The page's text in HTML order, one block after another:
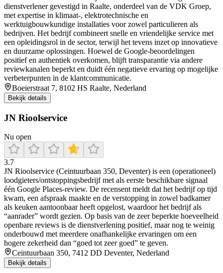
dienstverlener gevestigd in Raalte, onderdeel van de VDK Groep,
met expertise in klimaat-, elektrotechnische en
werktuigbouwkundige installaties voor zowel particulieren als
bedrijven. Het bedrijf combineert snelle en vriendelijke service met
een opleidingsrol in de sector, terwijl het tevens inzet op innovatieve
en duurzame oplossingen. Hoewel de Google-beoordelingen
positief en authentiek overkomen, blijft transparantie via andere
reviewkanalen beperkt en duidt één negatieve ervaring op mogelijke
verbeterpunten in de klantcommunicatie.
Boeierstraat 7, 8102 HS Raalte, Nederland
Bekijk details
JN Rioolservice
Nu open
3.7
JN Rioolservice (Ceintuurbaan 350, Deventer) is een (operationeel)
loodgieters/ontstoppingsbedrijf met als eerste beschikbare signaal
één Google Places-review. De recensent meldt dat het bedrijf op tijd
kwam, een afspraak maakte en de verstopping in zowel badkamer
als keuken aantoonbaar heeft opgelost, waardoor het bedrijf als
“aanrader” wordt gezien. Op basis van de zeer beperkte hoeveelheid
openbare reviews is de dienstverlening positief, maar nog te weinig
onderbouwd met meerdere onafhankelijke ervaringen om een
hogere zekerheid dan “goed tot zeer goed” te geven.
Ceintuurbaan 350, 7412 DD Deventer, Nederland
Bekijk details